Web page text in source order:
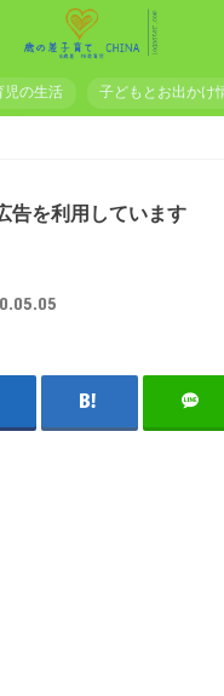
児の生活 子どもとお出かけ
告を利用しています